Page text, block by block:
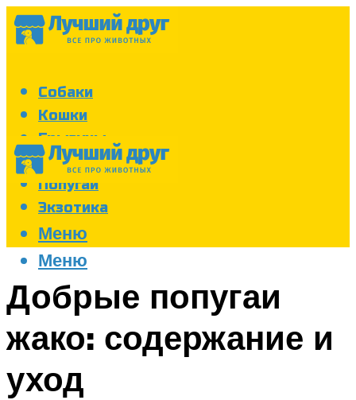
Собаки
Кошки
Грызуны
Аквариум
Попугаи
Экзотика
Меню
Меню
Добрые попугаи
жако: содержание и
уход